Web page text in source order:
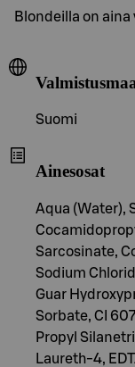
Blondeilla on
Suomi
Ainesosat
Aqua (Water),
Sarcosinate,
Sodium
Guar
Sorbate, CI
Propyl
Laureth-4,